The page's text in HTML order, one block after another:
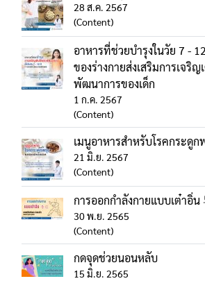
28 ส.ค. 2567
(Content)
อาหารที่ช่วยบำรุงในวัย 7 -
ของร่างกายส่งเสริมการเจริญ
พัฒนาการของเด็ก
1 ก.ค. 2567
(Content)
เมนูอาหารสําหรับโรคกระดูก
21 มิ.ย. 2567
(Content)
การออกกำลังกายแบบเต๋าอิ่น
30 พ.ย. 2565
(Content)
กดจุดช่วยนอนหลับ
15 มิ.ย. 2565